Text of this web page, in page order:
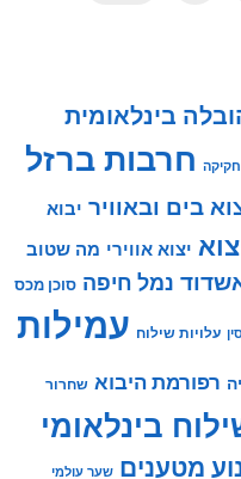
בינלאומית
חקיקה חרבות ברזל
בים ובאוויר יבוא
יצוא אווירי מה שטוב
נמל חיפה סוכן מכס
סין עלויות שילוח עמילות
רפורמת היבוא שחרור
בינלאומי
מטענים שער עולמי